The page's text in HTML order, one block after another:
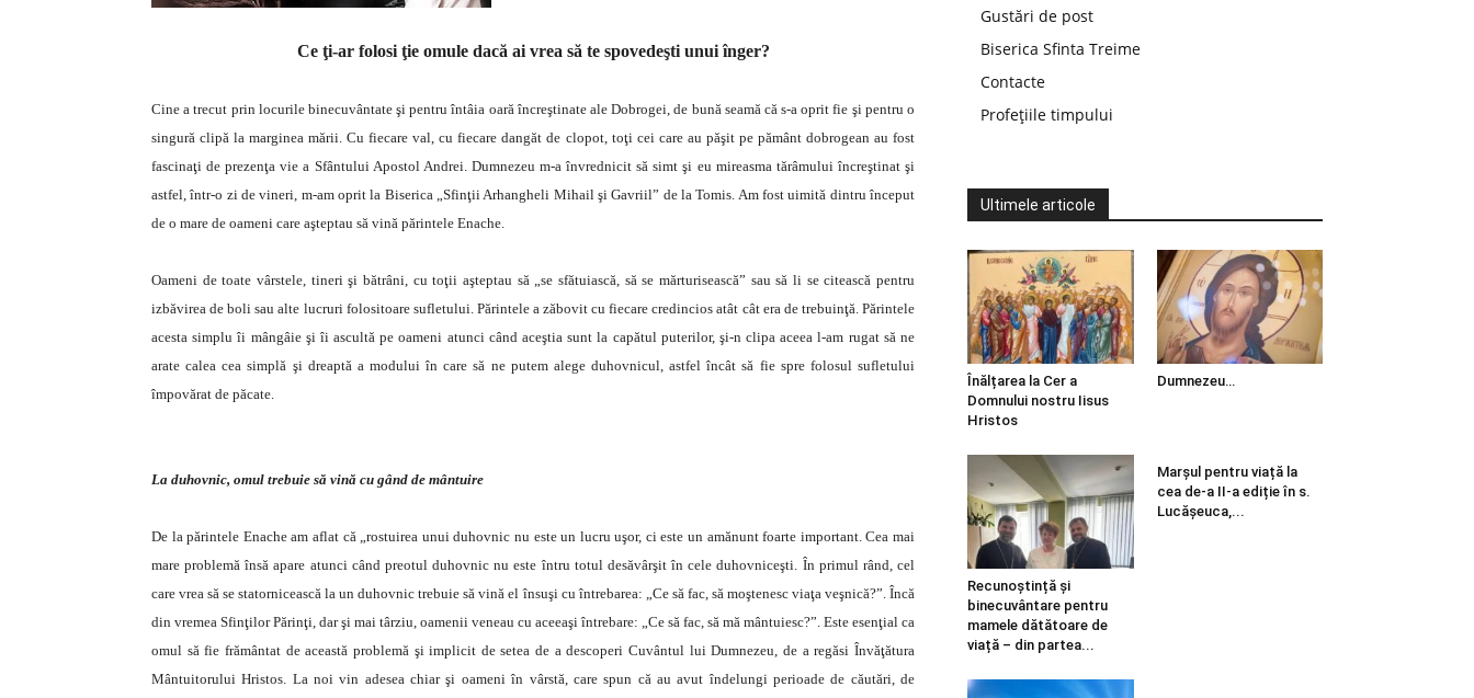
Ce ţi-ar folosi ţie omule dacă ai vrea să te spovedeşti unui înger?
Cine a trecut prin locurile binecuvântate şi pentru întâia oară încreştinate ale Dobrogei, de bună seamă că s-a oprit fie şi pentru o
singură clipă la marginea mării. Cu fiecare val, cu fiecare dangăt de clopot, toţi cei care au păşit pe pământ dobrogean au fost
fascinaţi de prezenţa vie a Sfântului Apostol Andrei. Dumnezeu m-a învrednicit să simt şi eu mireasma tărâmului încreştinat şi
astfel, într-o zi de vineri, m-am oprit la Biserica „Sfinţii Arhangheli Mihail şi Gavriil” de la Tomis. Am fost uimită dintru început
de o mare de oameni care aşteptau să vină părintele Enache.
Oameni de toate vârstele, tineri şi bătrâni, cu toţii aşteptau să „se sfătuiască, să se mărturisească” sau să li se citească pentru
izbăvirea de boli sau alte lucruri folositoare sufletului. Părintele a zăbovit cu fiecare credincios atât cât era de trebuinţă. Părintele
acesta simplu îi mângâie şi îi ascultă pe oameni atunci când aceştia sunt la capătul puterilor, şi-n clipa aceea l-am rugat să ne
arate calea cea simplă şi dreaptă a modului în care să ne putem alege duhovnicul, astfel încât să fie spre folosul sufletului
împovărat de păcate.
La duhovnic, omul trebuie să vină cu gând de mântuire
De la părintele Enache am aflat că „rostuirea unui duhovnic nu este un lucru uşor, ci este un amănunt foarte important. Cea mai
mare problemă însă apare atunci când preotul duhovnic nu este întru totul desăvârşit în cele duhovniceşti. În primul rând, cel
care vrea să se statornicească la un duhovnic trebuie să vină el însuşi cu întrebarea: „Ce să fac, să moştenesc viaţa veşnică?”. Încă
din vremea Sfinţilor Părinţi, dar şi mai târziu, oamenii veneau cu aceeaşi întrebare: „Ce să fac, să mă mântuiesc?”. Este esenţial ca
omul să fie frământat de această problemă şi implicit de setea de a descoperi Cuvântul lui Dumnezeu, de a regăsi Învăţătura
Mântuitorului Hristos. La noi vin adesea chiar şi oameni în vârstă, care spun că au avut îndelungi perioade de căutări, de
Gustări de post
Biserica Sfinta Treime
Contacte
Profețiile timpului
Ultimele articole
Înălțarea la Cer a
Domnului nostru Iisus
Hristos
Dumnezeu…
Recunoștință și
binecuvântare pentru
mamele dătătoare de
viață – din partea...
Marșul pentru viață la
cea de-a II-a ediție în s.
Lucășeuca,...